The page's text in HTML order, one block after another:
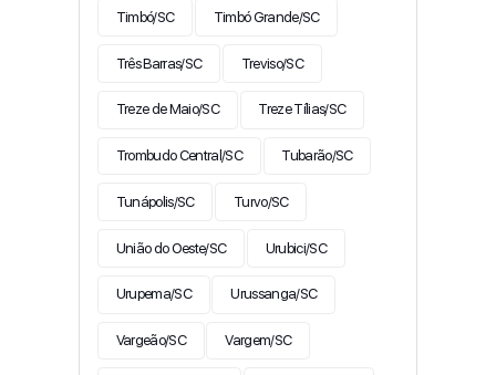
Timbó/SC Timbó Grande/SC
Três Barras/SC Treviso/SC
Treze de Maio/SC Treze Tílias/SC
Trombudo Central/SC Tubarão/SC
Tunápolis/SC Turvo/SC
União do Oeste/SC Urubici/SC
Urupema/SC Urussanga/SC
Vargeão/SC Vargem/SC